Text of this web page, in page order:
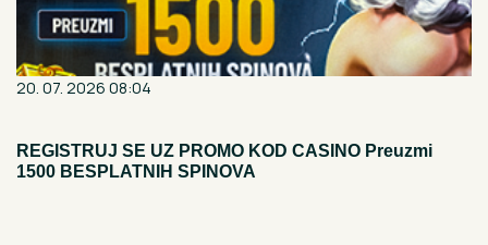
20. 07. 2026 08:04
REGISTRUJ SE UZ PROMO KOD CASINO Preuzmi
1500 BESPLATNIH SPINOVA